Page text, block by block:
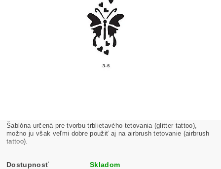
Šablóna určená pre tvorbu trblietavého tetovania (glitter tattoo),
možno ju však veľmi dobre použiť aj na airbrush tetovanie (airbrush
tattoo).
Dostupnosť Skladom